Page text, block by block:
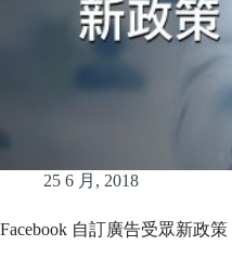
25 6 月, 2018
Facebook 自訂廣告受眾新政策